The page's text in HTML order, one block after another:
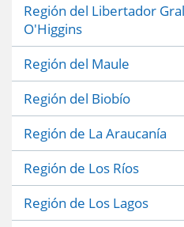
Región del Libertador
O'Higgins
Región del Maule
Región del Biobío
Región de La Araucanía
Región de Los Ríos
Región de Los Lagos